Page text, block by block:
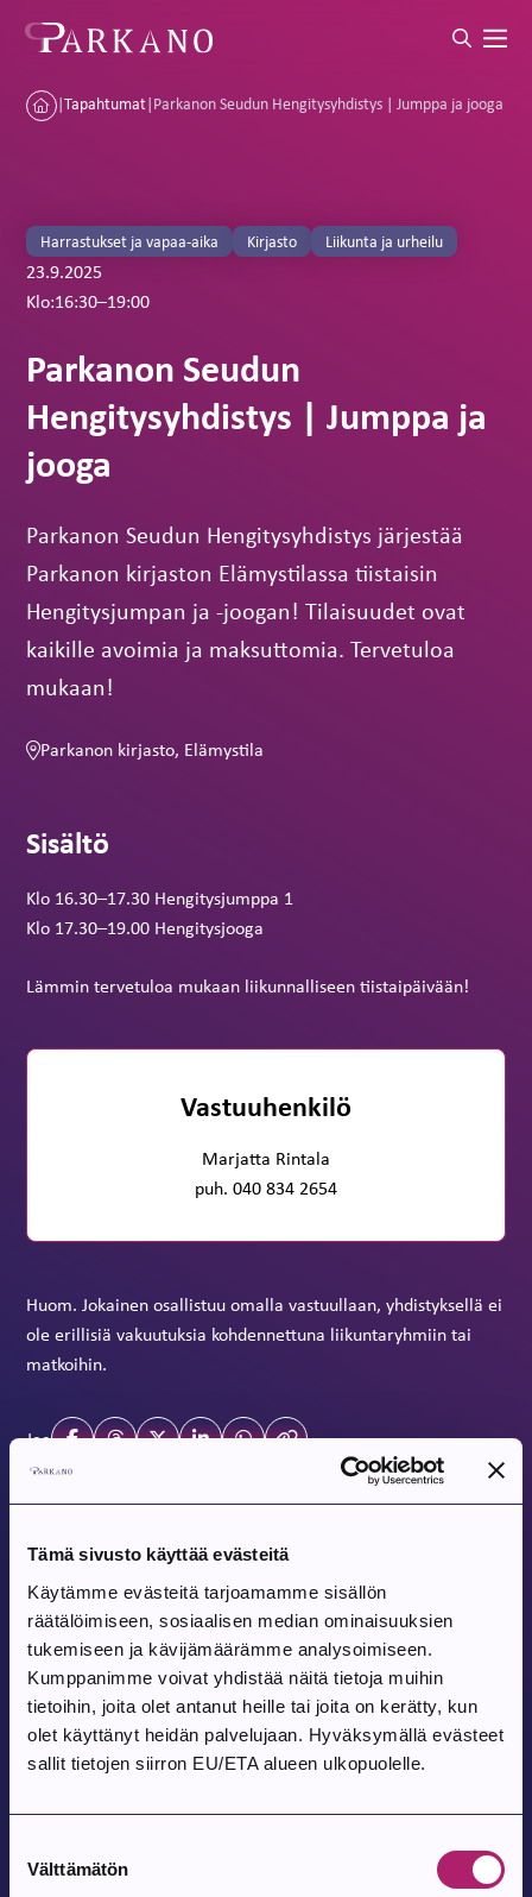
Tämä sivusto käyttää evästeitä
Käytämme evästeitä tarjoamamme sisällön
räätälöimiseen, sosiaalisen median ominaisuuksien
tukemiseen ja kävijämäärämme analysoimiseen.
Kumppanimme voivat yhdistää näitä tietoja muihin
tietoihin, joita olet antanut heille tai joita on kerätty, kun
olet käyttänyt heidän palvelujaan. Hyväksymällä evästeet
sallit tietojen siirron EU/ETA alueen ulkopuolelle.
valinta
Välttämätön
|Tapahtumat|Parkanon Seudun Hengitysyhdistys | Jumppa ja jooga
Harrastukset ja vapaa-aika Kirjasto Liikunta ja urheilu
23.9.2025
Klo:16:30–19:00
Parkanon Seudun
Hengitysyhdistys | Jumppa ja
jooga
Parkanon Seudun Hengitysyhdistys järjestää
Parkanon kirjaston Elämystilassa tiistaisin
Hengitysjumpan ja -joogan! Tilaisuudet ovat
kaikille avoimia ja maksuttomia. Tervetuloa
mukaan!
Parkanon kirjasto, Elämystila
Sisältö
Klo 16.30–17.30 Hengitysjumppa 1
Klo 17.30–19.00 Hengitysjooga
Lämmin tervetuloa mukaan liikunnalliseen tiistaipäivään!
Vastuuhenkilö
Marjatta Rintala
puh. 040 834 2654
Huom. Jokainen osallistuu omalla vastuullaan, yhdistyksellä ei
ole erillisiä vakuutuksia kohdennettuna liikuntaryhmiin tai
matkoihin.
Jaa
Tulevat tapahtumat
Tapahtuma alkaa:
8.8.2026
Tanssit Kovesjoen kylätalolla
Kovesjoen kylätalo, Laholuomantie 180
vuotta